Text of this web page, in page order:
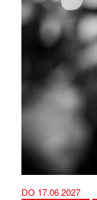
DO 17.06 2027